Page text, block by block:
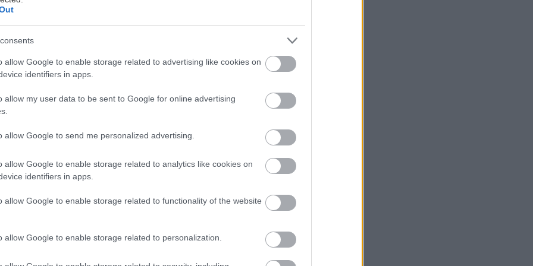
allow Google to enable storage related to advertising like cookies on
identifiers in apps.
allow my user data to be sent to Google for online advertising
allow Google to send me personalized advertising.
allow Google to enable storage related to analytics like cookies on
identifiers in apps.
allow Google to enable storage related to functionality of the website
allow Google to enable storage related to personalization.
ανεξίτηλο σημάδι στη μνήμη.
αέρα, κάθε είσοδος στο πίσω μέρος καταρράκτη με φόντο διπλά
βήμα σε μονοπάτια παρθένα, κάθε ακρωτήρι που μοιάζει με την
συνάδουν στο να πεις με σιγουριά πως αυτό εδώ το μέρος είναι
κάποια πύλη και σε έφερε σε εξωγήινους τόπους.